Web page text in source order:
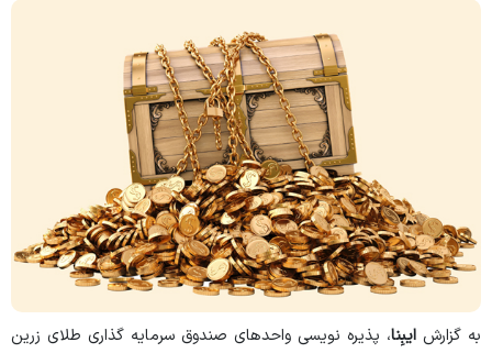
به گزارش ایبِنا، پذیره نویسی واحدهای صندوق سرمایه گذاری طلای زرین